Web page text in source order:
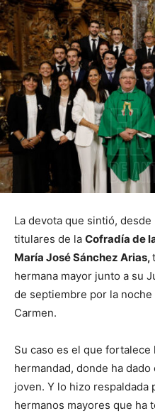
La devota que sintió,
titulares de la Cofradía de
María José Sánchez Arias,
hermana mayor junto a su
de septiembre por la
Carmen.
Su caso es el que
hermandad, donde ha
joven. Y lo hizo respaldada
hermanos mayores que ha